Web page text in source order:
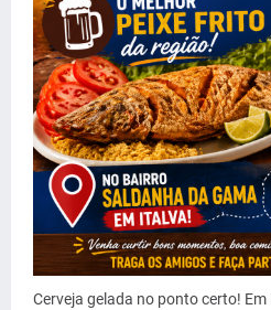
Cerveja gelada no ponto certo!